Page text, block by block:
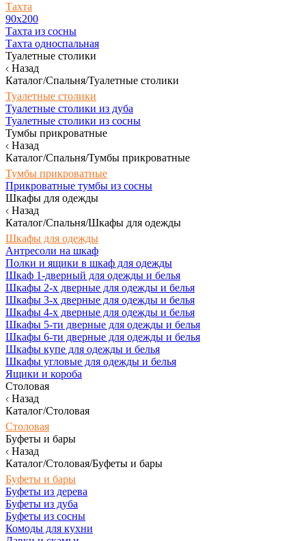
Тахта
90х200
Тахта из сосны
Тахта односпальная
Туалетные столики
Назад
Каталог/Спальня/Туалетные столики
Туалетные столики
Туалетные столики из дуба
Туалетные столики из сосны
Тумбы прикроватные
Назад
Каталог/Спальня/Тумбы прикроватные
Тумбы прикроватные
Прикроватные тумбы из сосны
Шкафы для одежды
Назад
Каталог/Спальня/Шкафы для одежды
Шкафы для одежды
Антресоли на шкаф
Полки и ящики в шкаф для одежды
Шкаф 1-дверный для одежды и белья
Шкафы 2-х дверные для одежды и белья
Шкафы 3-х дверные для одежды и белья
Шкафы 4-х дверные для одежды и белья
Шкафы 5-ти дверные для одежды и белья
Шкафы 6-ти дверные для одежды и белья
Шкафы купе для одежды и белья
Шкафы угловые для одежды и белья
Ящики и короба
Столовая
Назад
Каталог/Столовая
Столовая
Буфеты и бары
Назад
Каталог/Столовая/Буфеты и бары
Буфеты и бары
Буфеты из дерева
Буфеты из дуба
Буфеты из сосны
Комоды для кухни